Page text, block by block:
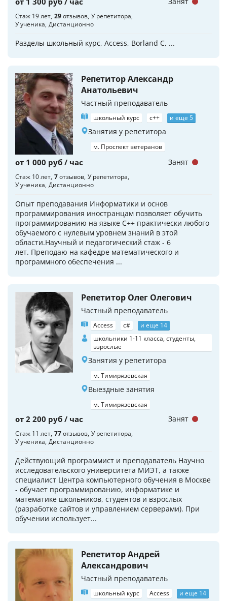
Стаж 19 лет 29отзывов У репетитора
У ученика Дистанционно
Разделы школьный курс, Access, Borland C, ...
Репетитор Александр
Анатольевич
Частный преподаватель
школьный курс c++ и еще 5
Занятия у репетитора
м. Проспект ветеранов
от 1 000 руб / час
Стаж 10 лет 7отзывов У репетитора
У ученика Дистанционно
Опыт преподавания Информатики и основ
программирования иностранцам позволяет обучить
программированию на языке С++ практически любого
обучаемого с нулевым уровнем знаний в этой
области.Научный и педагогический стаж - 6
лет. Преподаю на кафедре математического и
программного обеспечения ...
Занят
Репетитор Олег Олегович
Частный преподаватель
Access c#
и еще 14
школьники 1-11 класса, студенты,
взрослые
Занятия у репетитора
м. Тимирязевская
Выездные занятия
м. Тимирязевская
от 2 200 руб / час
Стаж 11 лет 77отзывов У репетитора
У ученика Дистанционно
Действующий программист и преподаватель Научно
исследовательского университета МИЭТ, а также
специалист Центра компьютерного обучения в Москве
- обучает программированию, информатике и
математике школьников, студентов и взрослых
(разработке сайтов и управлением серверами). При
обучении использует...
Занят
Репетитор Андрей
Александрович
Частный преподаватель
школьный курс Access и еще 14